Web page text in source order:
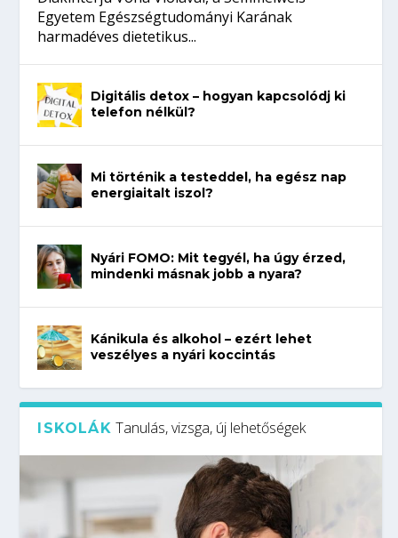
Egyetem Egészségtudományi Karának
harmadéves dietetikus...
Digitális detox – hogyan kapcsolódj ki
telefon nélkül?
Mi történik a testeddel, ha egész nap
energiaitalt iszol?
Nyári FOMO: Mit tegyél, ha úgy érzed,
mindenki másnak jobb a nyara?
Kánikula és alkohol – ezért lehet
veszélyes a nyári koccintás
ISKOLÁK Tanulás, vizsga, új lehetőségek